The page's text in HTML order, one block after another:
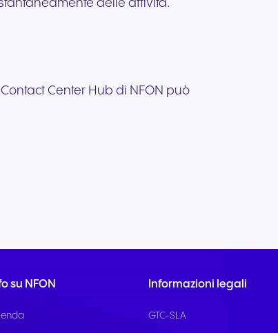
delle attività.
Center Hub di NFON può
su NFON Informazioni legali
GTC-SLA